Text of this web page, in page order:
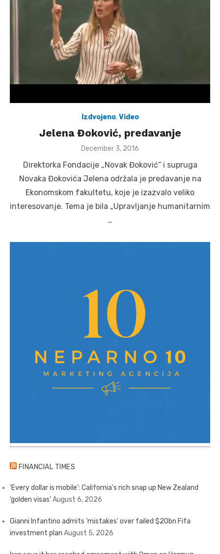
Izdvojeno,Video
Jelena Đoković, predavanje
Posted
December 3, 2016
Direktorka Fondacije „Novak Đoković“ i supruga
Novaka Đokovića Jelena održala je predavanje na
Ekonomskom fakultetu, koje je izazvalo veliko
interesovanje. Tema je bila „Upravljanje humanitarnim
…
FINANCIAL TIMES
‘Every dollar is mobile’: California’s rich snap up New Zealand
‘golden visas’August 6, 2026
Gianni Infantino admits ‘mistakes’ over failed $20bn Fifa
investment plan August 5, 2026